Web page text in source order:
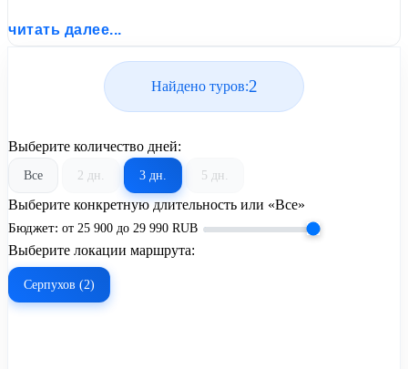
предложений от United Travel Systems.
читать далее...
Найдено туров:2
Выберите количество дней:
Все 2 дн. 3 дн. 5 дн.
Выберите конкретную длительность или «Все»
Бюджет: от 25 900 до 29 990 RUB
Выберите локации маршрута:
Серпухов (2)